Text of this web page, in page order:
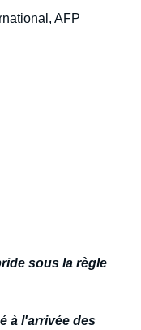
AFP
sous la règle
à l'arrivée des